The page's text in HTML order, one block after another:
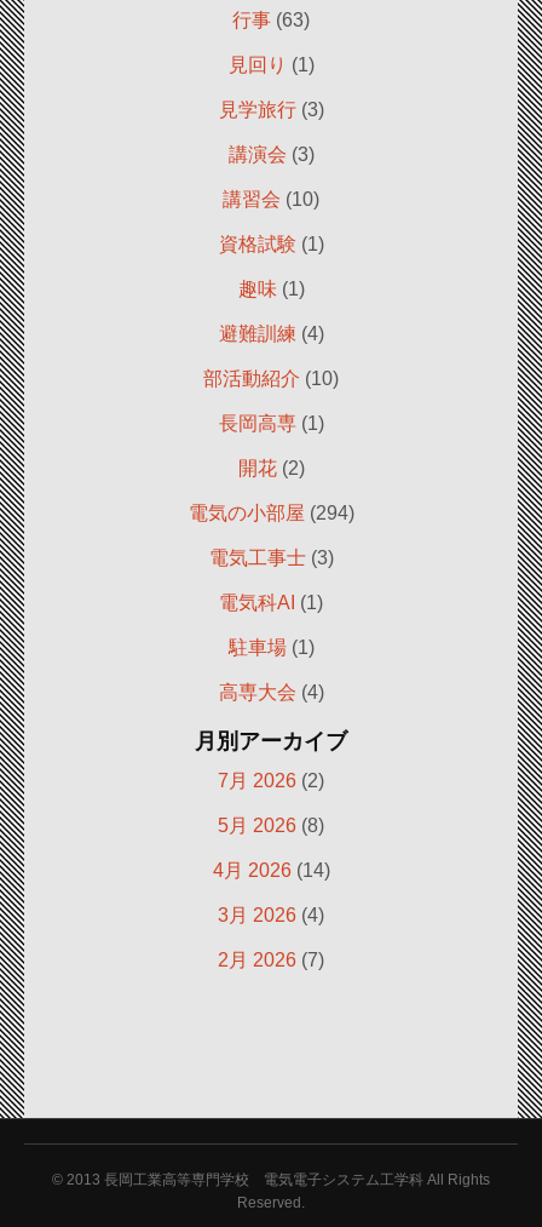
行事 (63)
見回り (1)
見学旅行(3)
講演会 (3)
講習会 (10)
資格試験 (1)
趣味 (1)
避難訓練 (4)
部活動紹介 (10)
長岡高専(1)
開花(2)
電気の小部屋 (294)
電気工事士(3)
電気科AI (1)
駐車場(1)
高専大会 (4)
月別アーカイブ
7月 2026 (2)
5月 2026 (8)
4月 2026(14)
3月 2026 (4)
2月 2026 (7)
© 2013 長岡工業高等専門学校 電気電子システム工学科 All Rights
Reserved.